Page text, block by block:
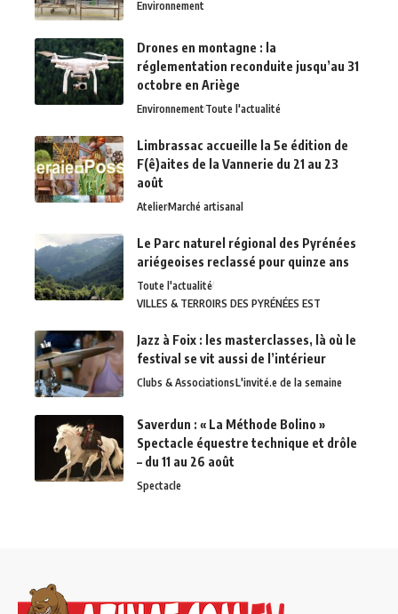
Environnement
Drones en montagne : la
réglementation reconduite jusqu’au 31
octobre en Ariège
EnvironnementToute l'actualité
Limbrassac accueille la 5e édition de
F(ê)aites de la Vannerie du 21 au 23
août
AtelierMarché artisanal
Le Parc naturel régional des Pyrénées
ariégeoises reclassé pour quinze ans
Toute l'actualité
VILLES & TERROIRS DES PYRÉNÉES EST
Jazz à Foix : les masterclasses, là où le
festival se vit aussi de l’intérieur
Clubs & AssociationsL'invité.e de la semaine
Saverdun : « La Méthode Bolino »
Spectacle équestre technique et drôle
– du 11 au 26 août
Spectacle